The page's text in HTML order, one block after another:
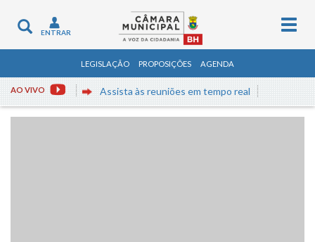
Toggle
navigation
ENTRAR
LEGISLAÇÃO PROPOSIÇÕES AGENDA
AO VIVO Assista às reuniões em tempo real